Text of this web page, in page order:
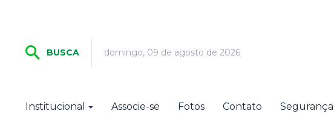
BUSCA domingo, 09 de agosto de 2026
Institucional Associe-se Fotos Contato